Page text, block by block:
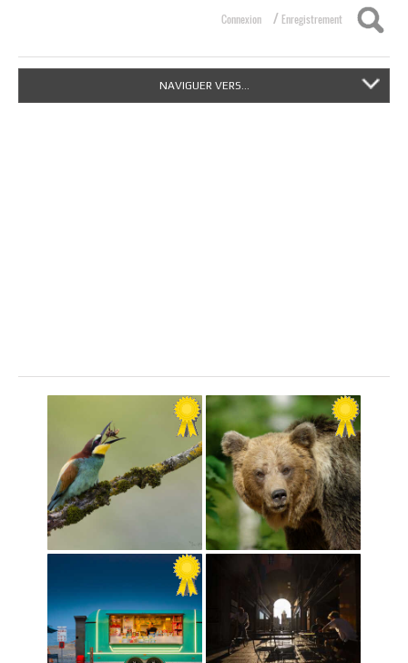
Connexion / Enregistrement
NAVIGUER VERS...